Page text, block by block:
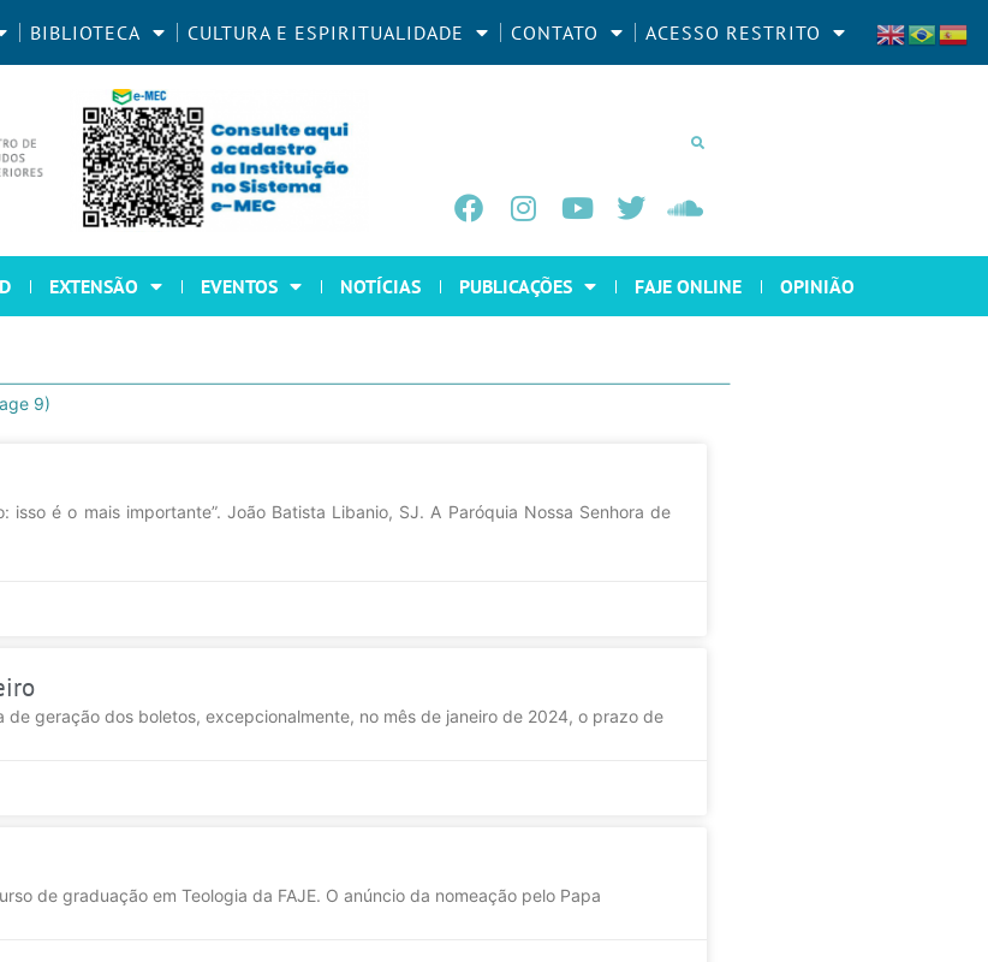
BIBLIOTECA CULTURA E ESPIRITUALIDADE CONTATO ACESSO RESTRITO
EXTENSÃO EVENTOS NOTÍCIAS PUBLICAÇÕES FAJE ONLINE OPINIÃO
9)
é o mais importante”. João Batista Libanio, SJ. A Paróquia Nossa Senhora de
geração dos boletos, excepcionalmente, no mês de janeiro de 2024, o prazo de
de graduação em Teologia da FAJE. O anúncio da nomeação pelo Papa